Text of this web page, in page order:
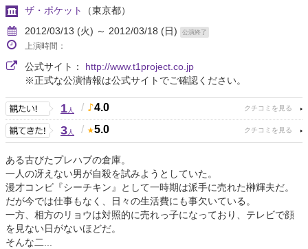
ザ・ポケット
（東京都）
2012/03/13 (火) ～ 2012/03/18 (日)
公演終了
上演時間：
公式サイト： http://www.t1project.co.jp
※正式な公演情報は公式サイトでご確認ください。
1人 / 4.0
3人 / 5.0
ある古びたプレハブの倉庫。
一人の冴えない男が自殺を試みようとしていた。
漫才コンビ『シーチキン』として一時期は派手に売れた榊輝夫だ。
だが今では仕事もなく、日々の生活費にも事欠いている。
一方、相方のリョウは対照的に売れっ子になっており、テレビで顔
を見ない日がないほどだ。
そんな二...